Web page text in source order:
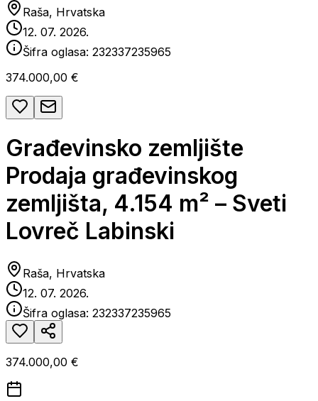
Raša, Hrvatska
12. 07. 2026.
Šifra oglasa: 232337235965
374.000,00 €
Građevinsko zemljište
Prodaja građevinskog
zemljišta, 4.154 m² – Sveti
Lovreč Labinski
Raša, Hrvatska
12. 07. 2026.
Šifra oglasa: 232337235965
374.000,00 €